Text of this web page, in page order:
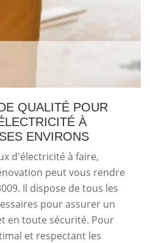
QUALITÉ POUR
À
ENVIRONS
d'électricité à faire,
peut vous rendre
Il dispose de tous les
pour assurer un
en toute sécurité. Pour
et respectant les